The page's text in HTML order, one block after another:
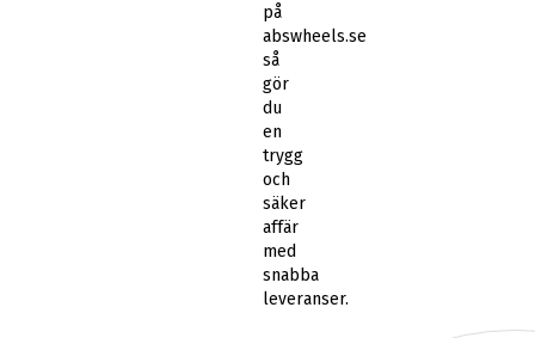
på
abswheels.se
så
gör
du
en
trygg
och
säker
affär
med
snabba
leveranser.